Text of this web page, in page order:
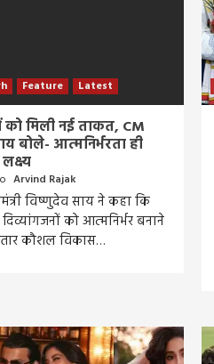
Feature Latest
को मिली नई ताकत, CM
बोले- आत्मनिर्भरता ही
Arvind Rajak
विष्णुदेव साय ने कहा कि
को आत्मनिर्भर बनाने
कौशल विकास…